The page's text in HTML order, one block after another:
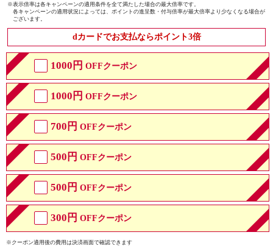
※表示倍率は各キャンペーンの適用条件を全て満たした場合の最大倍率です。
各キャンペーンの適用状況によっては、ポイントの進呈数・付与倍率が最大倍率より少なくなる場合が
ございます。
dカードでお支払ならポイント3倍
1000円 OFFクーポン
1000円 OFFクーポン
700円 OFFクーポン
500円 OFFクーポン
500円 OFFクーポン
300円 OFFクーポン
※クーポン適用後の費用は決済画面で確認できます